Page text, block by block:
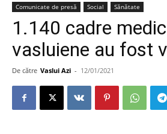
Comunicate de presă Social Sănătate
1.140 cadre
vasluiene au fost
De către Vaslui Azi - 12/01/2021